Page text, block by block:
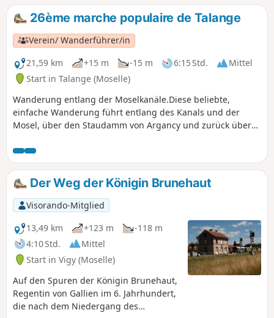
26ème marche populaire de Talange
Verein/ Wanderführer/in
21,59 km
+15 m -15 m 6:15 Std.
Mittel
Start in Talange (Moselle)
Wanderung entlang der Moselkanäle.Diese beliebte,
einfache Wanderung führt entlang des Kanals und der
Mosel, über den Staudamm von Argancy und zurück über
Der Weg der Königin Brunehaut
Visorando-Mitglied
13,49 km
+123 m
-118 m
4:10 Std.
Mittel
Start in Vigy (Moselle)
Auf den Spuren der Königin Brunehaut,
Regentin von Gallien im 6. Jahrhundert,
die nach dem Niedergang des